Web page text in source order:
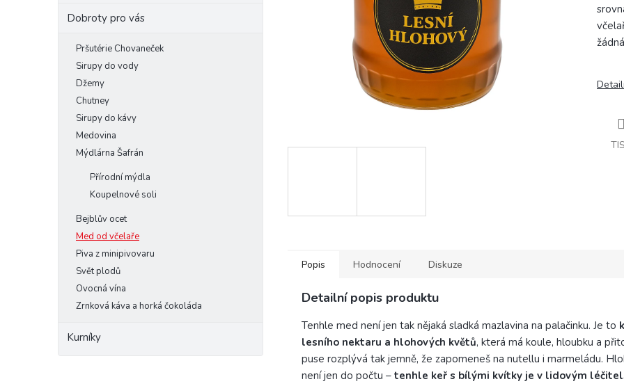
Dobroty pro vás
Pršutérie Chovaneček
Sirupy do vody
Džemy
Chutney
Sirupy do kávy
Medovina
Mýdlárna Šafrán
Přírodní mýdla
Koupelnové soli
Bejblův ocet
Med od včelaře
Piva z minipivovaru
Svět plodů
Ovocná vína
Zrnková káva a horká čokoláda
Kurníky
Popis Hodnocení Diskuze
Detailní popis produktu
Tenhle med není jen tak nějaká sladká mazlavina na palačinku. Je to
lesního nektaru a hlohových květů, která má koule, hloubku a
puse rozplývá tak jemně, že zapomeneš na nutellu i marmeládu.
není jen do počtu – tenhle keř s bílými kvítky je v lidovým